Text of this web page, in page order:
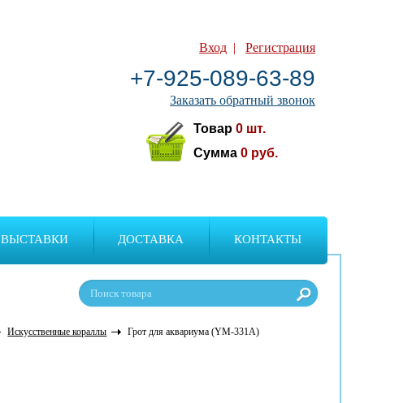
Вход |Регистрация
+7-925-089-63-89
Заказать обратный звонок
Товар0 шт.
Сумма0 руб.
ВЫСТАВКИ ДОСТАВКА КОНТАКТЫ
Искусственные кораллы Грот для аквариума (YM-331A)